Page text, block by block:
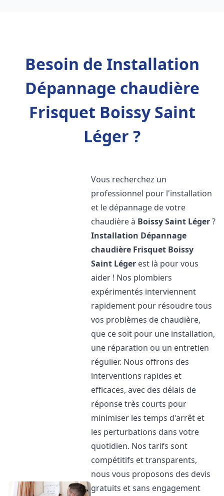
Besoin de Installation
Dépannage chaudière
Frisquet Boissy Saint
Léger ?
Vous recherchez un
professionnel pour l'installation
et le dépannage de votre
chaudière à Boissy Saint Léger?
Installation Dépannage
chaudière Frisquet Boissy
Saint Léger est là pour vous
aider ! Nos plombiers
expérimentés interviennent
rapidement pour résoudre tous
vos problèmes de chaudière,
que ce soit pour une installation,
une réparation ou un entretien
régulier. Nous offrons des
interventions rapides et
efficaces, avec des délais de
réponse très courts pour
minimiser les temps d'arrêt et
les perturbations dans votre
quotidien. Nos tarifs sont
compétitifs et transparents,
nous vous proposons des devis
gratuits et sans engagement